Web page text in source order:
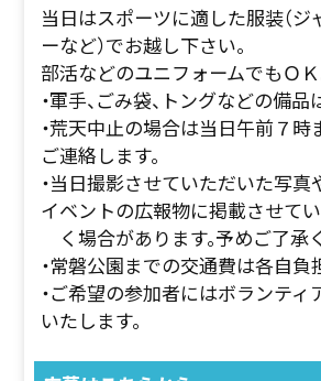
当日はスポーツに適した服装（ジ
ーなど）でお越し下さい。
部活などのユニフォームでもＯＫ
・軍手、ごみ袋、トングなどの備品
・荒天中止の場合は当日午前７
ご連絡します。
・当日撮影させていただいた写真
イベントの広報物に掲載させて
く場合があります。予めご了承
・常磐公園までの交通費は各自負
・ご希望の参加者にはボランテ
いたします。